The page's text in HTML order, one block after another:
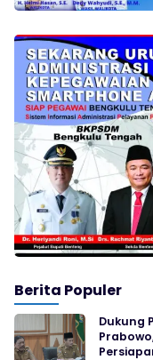
Berita Populer
Dukung